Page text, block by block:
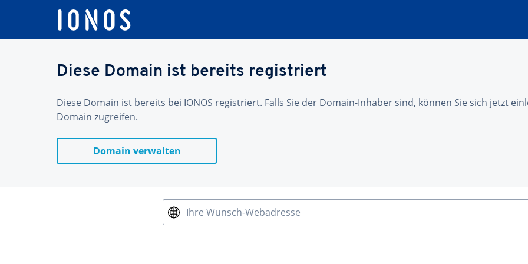
Diese Domain ist bereits registriert
Diese Domain ist bereits bei IONOS registriert. Falls Sie der Domain-Inhaber sind, können Sie sich jetzt
Domain zugreifen.
Domain verwalten
Ihre Wunsch-Webadresse